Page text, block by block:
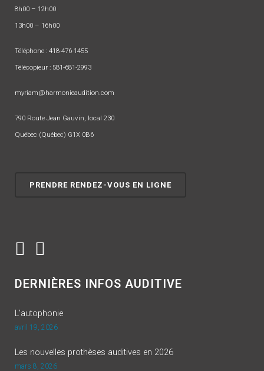
8h00 – 12h00
13h00 – 16h00
Téléphone : 418-476-1455
Télécopieur : 581-681-2993
myriam@harmonieaudition.com
790 Route Jean Gauvin, local 230
Québec (Québec) G1X 0B6
PRENDRE RENDEZ-VOUS EN LIGNE
DERNIÈRES INFOS AUDITIVE
L’autophonie
avril 19, 2026
Les nouvelles prothèses auditives en 2026
mars 8, 2026